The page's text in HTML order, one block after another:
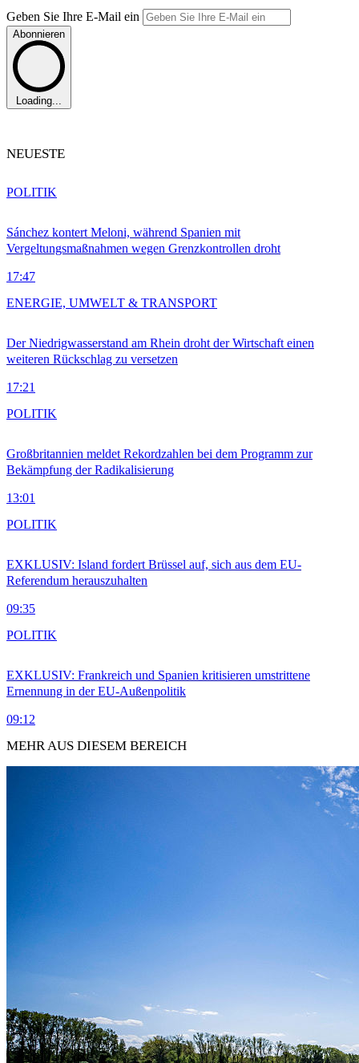
Geben Sie Ihre E-Mail ein
Abonnieren
Loading...
NEUESTE
Sánchez kontert Meloni, während Spanien mit
Vergeltungsmaßnahmen wegen Grenzkontrollen droht
17:47
POLITIK
Der Niedrigwasserstand am Rhein droht der Wirtschaft einen
weiteren Rückschlag zu versetzen
17:21
ENERGIE, UMWELT & TRANSPORT
Großbritannien meldet Rekordzahlen bei dem Programm zur
Bekämpfung der Radikalisierung
13:01
POLITIK
EXKLUSIV: Island fordert Brüssel auf, sich aus dem EU-
Referendum herauszuhalten
09:35
POLITIK
EXKLUSIV: Frankreich und Spanien kritisieren umstrittene
Ernennung in der EU-Außenpolitik
09:12
POLITIK
MEHR AUS DIESEM BEREICH